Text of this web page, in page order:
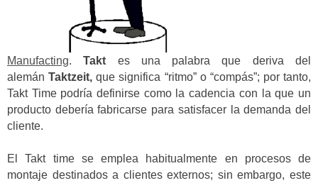
Manufacting.Takt es una palabra que deriva del
alemánTaktzeit, que significa “ritmo” o “compás”; por tanto,
Takt Time podría definirse como la cadencia con la que un
producto debería fabricarse para satisfacer la demanda del
cliente.
El Takt time se emplea habitualmente en procesos de
montaje destinados a clientes externos; sin embargo, este